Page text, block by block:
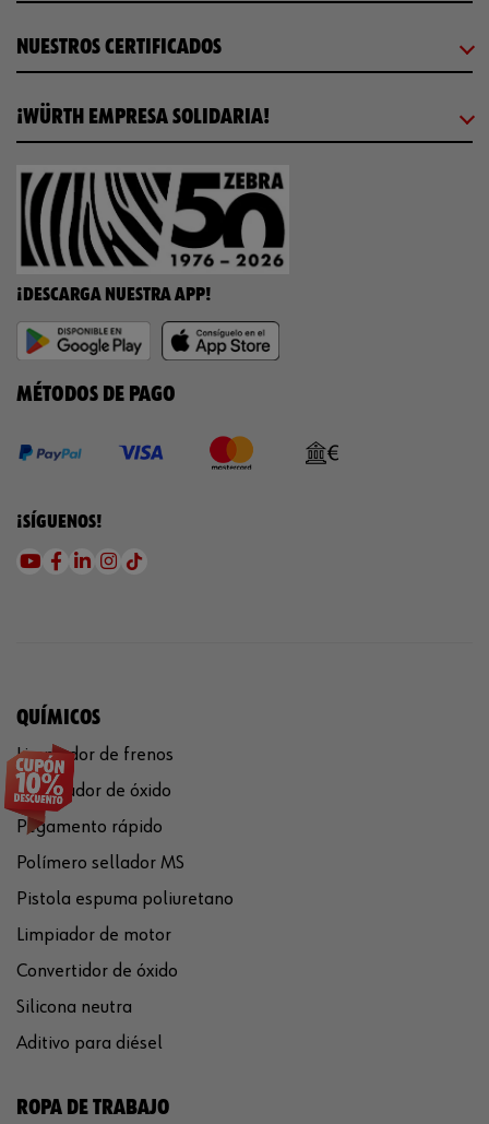
NUESTROS CERTIFICADOS
¡WÜRTH EMPRESA SOLIDARIA!
¡DESCARGA NUESTRA APP!
MÉTODOS DE PAGO
¡SÍGUENOS!
QUÍMICOS
Limpiador de frenos
Eliminador de óxido
Pegamento rápido
Polímero sellador MS
Pistola espuma poliuretano
Limpiador de motor
Convertidor de óxido
Silicona neutra
Aditivo para diésel
ROPA DE TRABAJO